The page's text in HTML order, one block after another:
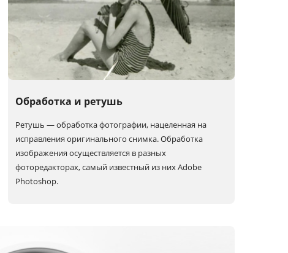
Обработка и ретушь
Ретушь — обработка фотографии, нацеленная на
исправления оригинального снимка. Обработка
изображения осуществляется в разных
фоторедакторах, самый известный из них Adobe
Photoshop.